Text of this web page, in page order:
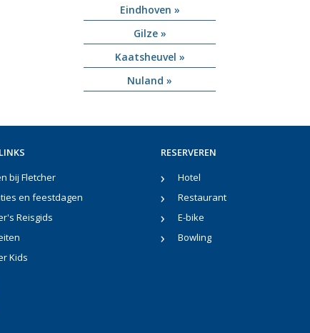
Eindhoven »
Gilze »
Kaatsheuvel »
Nuland »
bij Fletcher
en feestdagen
Reisgids
Kids
RESERVEREN
Hotel
Restaurant
E-bike
Bowling